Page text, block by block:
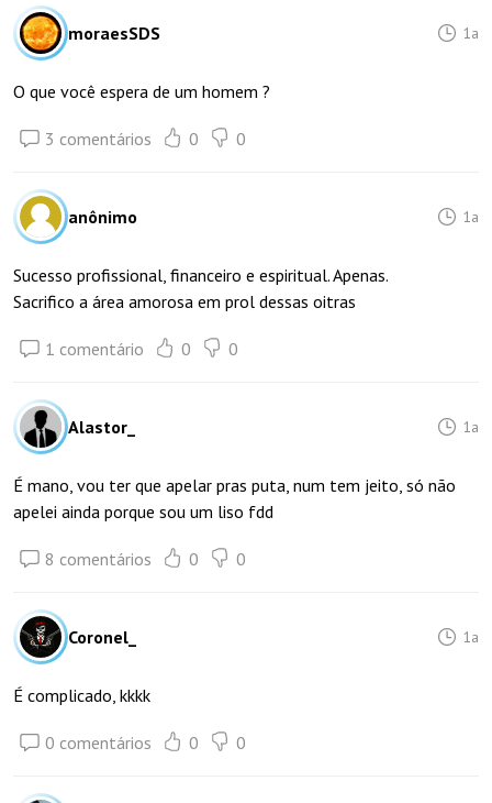
moraesSDS 1a
O que você espera de um homem ?
3 comentários 0 0
anônimo 1a
Sucesso profissional, financeiro e espiritual. Apenas.
Sacrifico a área amorosa em prol dessas oitras
1 comentário 0 0
Alastor_ 1a
É mano, vou ter que apelar pras puta, num tem jeito, só não
apelei ainda porque sou um liso fdd
8 comentários 0 0
Coronel_ 1a
É complicado, kkkk
0 comentários 0 0